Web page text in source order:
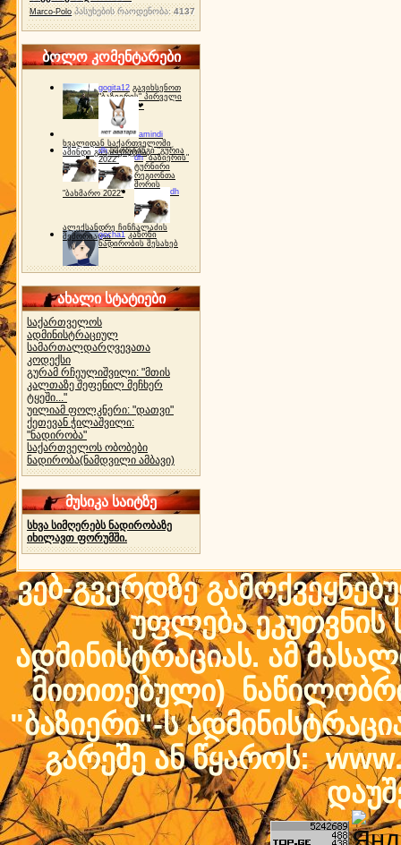
Marco-Polo პასუხების რაოდენობა:4137
ბოლო კომენტარები
gogita12 გავიხსენოთ
"ბაზიერის" პირველი
ტურნირი ❤
amindi
ხვალიდან საქართველოში
ამინდი გაუარესდება
dh სპორტინგი "გურია
2022"
dh "ბაზიერის"
ტურნირი
რეგიონთა
შორის
"ბახმარო 2022"
dh
ალექსანდრე ჩინჩალაძის
მემორიალიgocha1 კანონი
ნადირობის შესახებ
ახალი სტატიები
საქართველოს
ადმინისტრაციულ
სამართალდარღვევათა
კოდექსი
გურამ რჩეულიშვილი: "მთის
კალთაზე შეფენილ მეჩხერ
ტყეში..."
უილიამ ფოლკნერი: "დათვი"
ქეთევან ჭილაშვილი:
"ნადირობა"
საქართველოს ობობები
ნადირობა(ნამდვილი ამბავი)
მუსიკა საიტზე
სხვა სიმღერებს ნადირობაზე
იხილავთ ფორუმში.
ვებ-გვერდზე
უფლება ეკუთვნის
ადმინისტრაციას. ამ
მითითებული)
"ბაზიერი"-ს
გარეშე ან წყაროს: